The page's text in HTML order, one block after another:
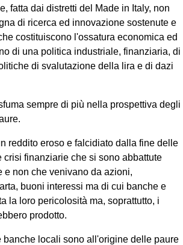
fatta dai distretti del Made in Italy, non
di ricerca ed innovazione sostenute e
costituiscono l'ossatura economica ed
di una politica industriale, finanziaria, di
di svalutazione della lira e di dazi
sempre di più nella prospettiva degli
reddito eroso e falcidiato dalla fine delle
finanziarie che si sono abbattute
non che venivano da azioni,
buoni interessi ma di cui banche e
la loro pericolosità ma, soprattutto, i
prodotto.
locali sono all'origine delle paure